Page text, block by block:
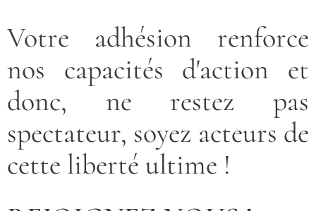
Votre adhésion renforce
nos capacités d'action et
donc, ne restez pas
spectateur, soyez acteurs de
cette liberté ultime !